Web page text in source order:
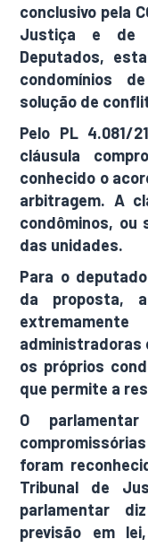
conclusivo pela
Justiça e de
Deputados,
condomínios
solução de
Pelo PL 4.081/
cláusula
conhecido o
arbitragem. A
condôminos, ou
das unidades.
Para o
da proposta,
administradoras
os próprios
que permite a
O
foram
Tribunal de
parlamentar
previsão em